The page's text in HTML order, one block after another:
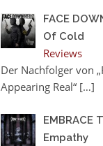
FACE
Of Cold
Reviews
Der Nachfolger von
Appearing Real“ […]
EMBRACE
Empathy